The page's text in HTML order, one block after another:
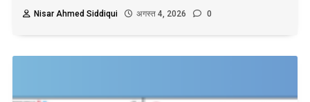
Nisar Ahmed Siddiqui
अगस्त 4, 2026 0